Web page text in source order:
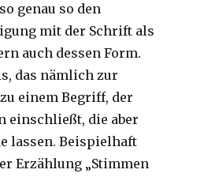
genau so den
mit der Schrift als
auch dessen Form.
das nämlich zur
einem Begriff, der
einschließt, die aber
lassen. Beispielhaft
Erzählung „Stimmen